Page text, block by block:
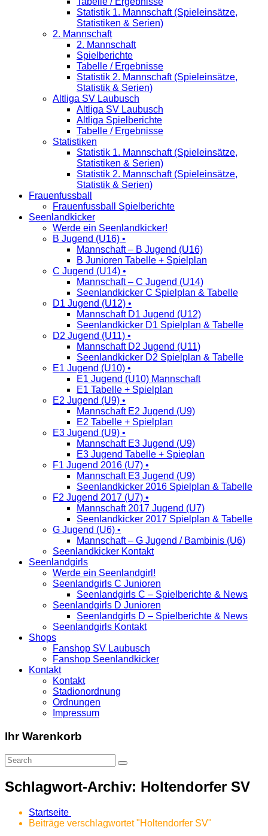
Statistik 1. Mannschaft (Spieleinsätze,
Statistiken & Serien)
2. Mannschaft
2. Mannschaft
Spielberichte
Tabelle / Ergebnisse
Statistik 2. Mannschaft (Spieleinsätze,
Statistik & Serien)
Altliga SV Laubusch
Altliga SV Laubusch
Altliga Spielberichte
Tabelle / Ergebnisse
Statistiken
Statistik 1. Mannschaft (Spieleinsätze,
Statistiken & Serien)
Statistik 2. Mannschaft (Spieleinsätze,
Statistik & Serien)
Frauenfussball
Frauenfussball Spielberichte
Seenlandkicker
Werde ein Seenlandkicker!
B Jugend (U16) •
Mannschaft – B Jugend (U16)
B Junioren Tabelle + Spielplan
C Jugend (U14) •
Mannschaft – C Jugend (U14)
Seenlandkicker C Spielplan & Tabelle
D1 Jugend (U12) •
Mannschaft D1 Jugend (U12)
Seenlandkicker D1 Spielplan & Tabelle
D2 Jugend (U11) •
Mannschaft D2 Jugend (U11)
Seenlandkicker D2 Spielplan & Tabelle
E1 Jugend (U10) •
E1 Jugend (U10) Mannschaft
E1 Tabelle + Spielplan
E2 Jugend (U9) •
Mannschaft E2 Jugend (U9)
E2 Tabelle + Spielplan
E3 Jugend (U9) •
Mannschaft E3 Jugend (U9)
E3 Jugend Tabelle + Spieplan
F1 Jugend 2016 (U7) •
Mannschaft E3 Jugend (U9)
Seenlandkicker 2016 Spielplan & Tabelle
F2 Jugend 2017 (U7) •
Mannschaft 2017 Jugend (U7)
Seenlandkicker 2017 Spielplan & Tabelle
G Jugend (U6) •
Mannschaft – G Jugend / Bambinis (U6)
Seenlandkicker Kontakt
Seenlandgirls
Werde ein Seenlandgirl!
Seenlandgirls C Junioren
Seenlandgirls C – Spielberichte & News
Seenlandgirls D Junioren
Seenlandgirls D – Spielberichte & News
Seenlandgirls Kontakt
Shops
Fanshop SV Laubusch
Fanshop Seenlandkicker
Kontakt
Kontakt
Stadionordnung
Ordnungen
Impressum
Ihr Warenkorb
Schlagwort-Archiv: Holtendorfer SV
Startseite
Beiträge verschlagwortet "Holtendorfer SV"